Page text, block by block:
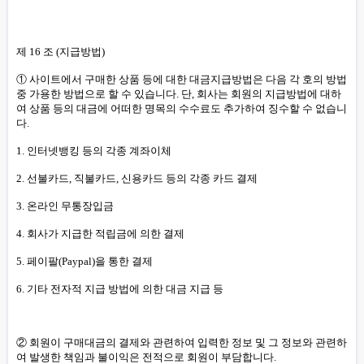
제 16 조 (지급방법)
① 사이트에서 구매한 상품 등에 대한 대금지급방법은 다음 각 호의 방법
중 가용한 방법으로 할 수 있습니다. 단, 회사는 회원의 지급방법에 대하
여 상품 등의 대금에 어떠한 명목의 수수료도 추가하여 징수할 수 없습니
다.
1. 인터넷뱅킹 등의 각종 계좌이체
2. 선불카드, 직불카드, 신용카드 등의 각종 카드 결제
3. 온라인 무통장입금
4. 회사가 지급한 적립금에 의한 결제
5. 페이팔(Paypal)을 통한 결제
6. 기타 전자적 지급 방법에 의한 대금 지급 등
② 회원이 구매대금의 결제와 관련하여 입력한 정보 및 그 정보와 관련하
여 발생한 책임과 불이익은 전적으로 회원이 부담합니다.